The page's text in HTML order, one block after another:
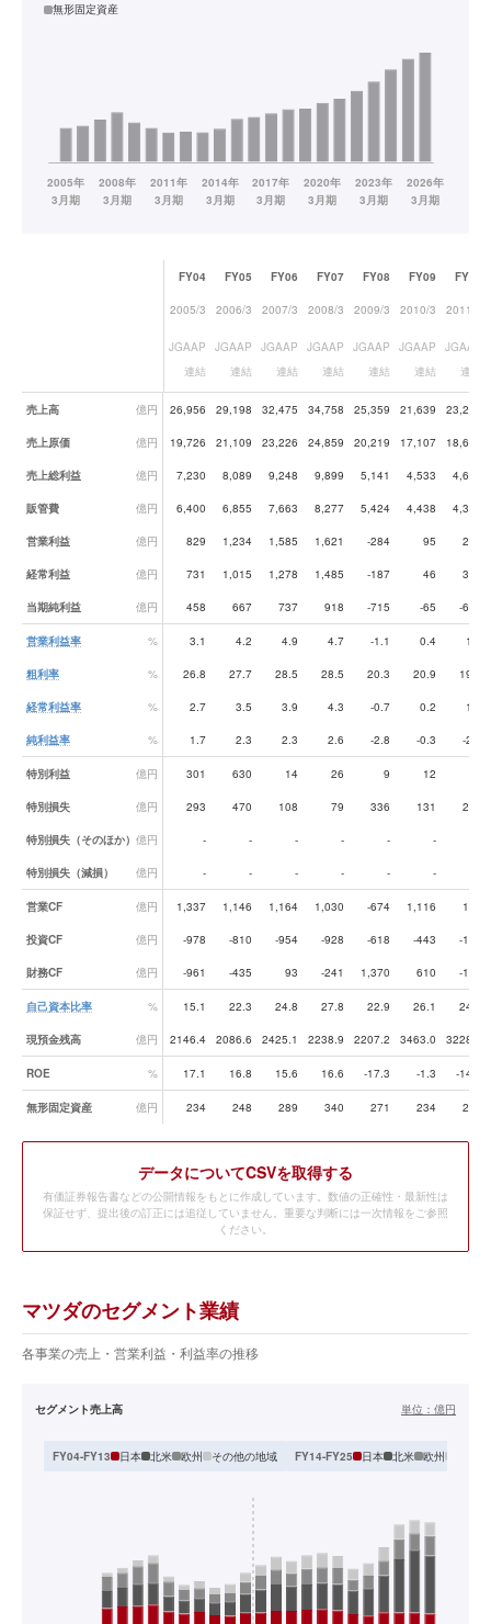
無形固定資産
業績データ一覧
FY04 FY05 FY06 FY07 FY08 FY09 FY10
2005/3 2006/3 2007/3 2008/3 2009/3 2010/3 2011/3
JGAAP
連結
JGAAP
連結
JGAAP
連結
JGAAP
連結
JGAAP
連結
JGAAP
連結
JGAAP
連結
売上高 億円 26,956 29,198 32,475 34,758 25,359 21,639 23,257
売上原価 億円 19,726 21,109 23,226 24,859 20,219 17,107 18,637
売上総利益 億円 7,230 8,089 9,248 9,899 5,141 4,533 4,620
販管費 億円 6,400 6,855 7,663 8,277 5,424 4,438 4,382
営業利益 億円 829 1,234 1,585 1,621 -284 95 238
経常利益 億円 731 1,015 1,278 1,485 -187 46 369
当期純利益 億円 458 667 737 918 -715 -65 -600
営業利益率 % 3.1 4.2 4.9 4.7 -1.1 0.4 1.0
粗利率 % 26.8 27.7 28.5 28.5 20.3 20.9 19.9
経常利益率 % 2.7 3.5 3.9 4.3 -0.7 0.2 1.6
純利益率 % 1.7 2.3 2.3 2.6 -2.8 -0.3 -2.6
特別利益 億円 301 630 14 26 9 12
特別損失 億円 293 470 108 79 336 131 225
特別損失（そのほか） 億円 - - - - - -
特別損失（減損） 億円 - - - - - -
営業CF 億円 1,337 1,146 1,164 1,030 -674 1,116 153
投資CF 億円 -978 -810 -954 -928 -618 -443 -137
財務CF 億円 -961 -435 93 -241 1,370 610 -144
自己資本比率 % 15.1 22.3 24.8 27.8 22.9 26.1 24.2
現預金残高 億円 2146.4 2086.6 2425.1 2238.9 2207.2 3463.0 3228.5
ROE % 17.1 16.8 15.6 16.6 -17.3 -1.3 -14.0
無形固定資産 億円 234 248 289 340 271 234 201
データについてCSVを取得する
有価証券報告書などの公開情報をもとに作成しています。数値の正確性・最新性は
保証せず、提出後の訂正には追従していません。重要な判断には一次情報をご参照
ください。
マツダのセグメント業績
各事業の売上・営業利益・利益率の推移
セグメント売上高 単位： 億円
FY04-FY13 日本 北米 欧州 その他の地域 FY14-FY25 日本 北米 欧州